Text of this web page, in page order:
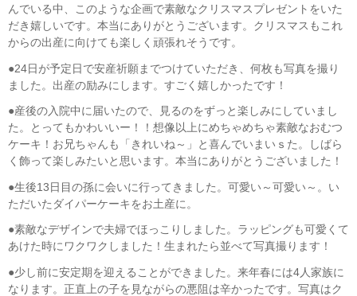
んでいる中、このような企画で素敵なクリスマスプレゼントをいた
だき嬉しいです。本当にありがとうございます。クリスマスもこれ
からの出産に向けても楽しく頑張れそうです。
●24日が予定日で安産祈願までつけていただき、何枚も写真を撮り
ました。出産の励みにします。すごく嬉しかったです！
●産後の入院中に届いたので、見るのをずっと楽しみにしていまし
た。とってもかわいいー！！想像以上にめちゃめちゃ素敵なおむつ
ケーキ！お兄ちゃんも「きれいね～」と喜んでいまいｓた。しばら
く飾って楽しみたいと思います。本当にありがとうございました！
●生後13日目の孫に会いに行ってきました。可愛い～可愛い～。い
ただいたダイパーケーキをお土産に。
●素敵なデザインで夫婦でほっこりしました。ラッピングも可愛くて
あけた時にワクワクしました！生まれたら並べて写真撮ります！
●少し前に安定期を迎えることができました。来年春には4人家族に
なります。正直上の子を見ながらの悪阻は辛かったです。写真はク